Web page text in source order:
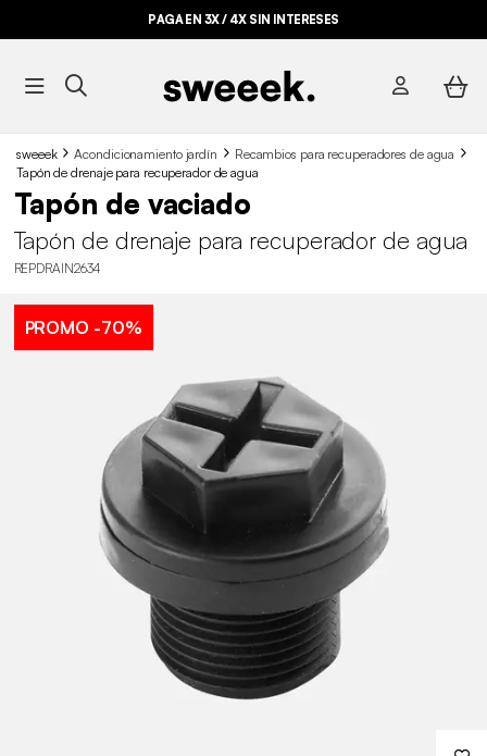
PAGA EN 3X / 4X SIN INTERESES
sweeek Acondicionamiento jardín
Recambios para recuperadores de agua
Tapón de drenaje para recuperador de agua
Tapón de vaciado
Tapón de drenaje para recuperador de agua
REPDRAIN2634
PROMO -70%